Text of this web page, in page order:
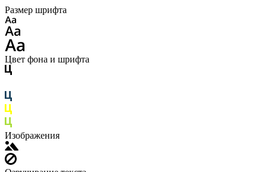
Размер шрифта
Цвет фона и шрифта
Изображения